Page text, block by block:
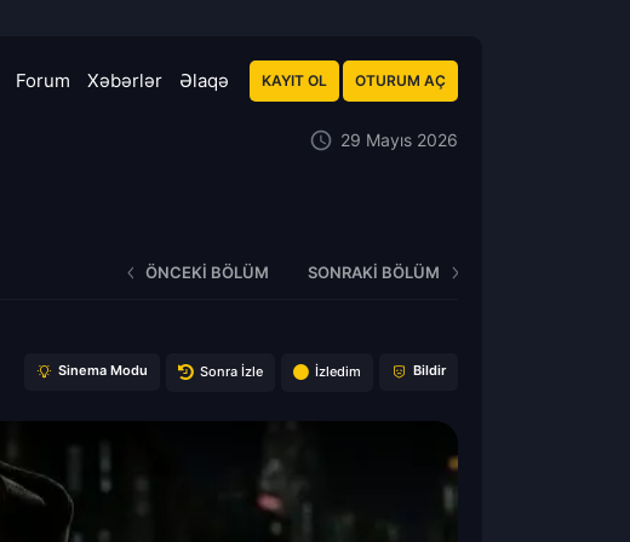
Forum Xəbərlər Əlaqə KAYIT OL OTURUM AÇ
29 Mayıs 2026
ÖNCEKI BÖLÜM SONRAKI BÖLÜM
Sinema Modu Sonra İzle İzledim Bildir